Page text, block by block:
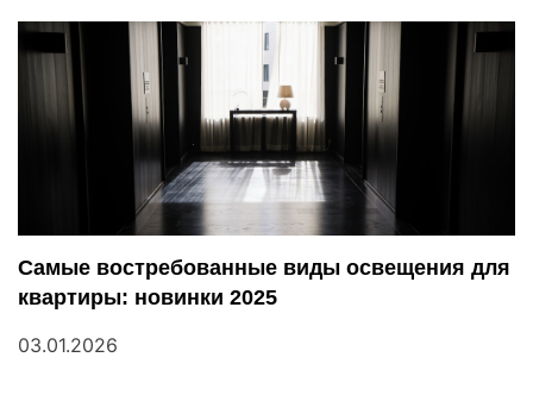
а
ц
п
о
з
Самые востребованные виды освещения для
квартиры: новинки 2025
03.01.2026